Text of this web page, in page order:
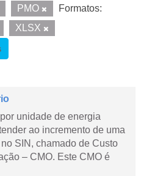
PMO
Formatos:
XLSX
unidade de energia
ao incremento de uma
SIN, chamado de Custo
– CMO. Este CMO é